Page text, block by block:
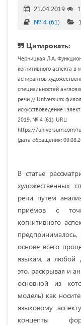
21.04.2019
№ 4 (61)
Цитировать:
Черницкая Л.А.
когнитивного аспекта в
аспирантов
специальностей
речи // Universum:
искусствоведение :
2019. № 4 (61). URL:
https://7universum.com/
(дата обращения:
В статье
художественных
речи путём
приёмов с
когнитивного
основе всего
языкам, а любой
это, раскрывая и
основной из
модель) как
языковому
концепты